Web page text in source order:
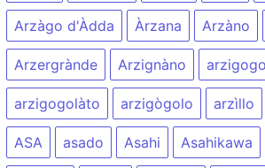
Arzàgo d'Àdda Àrzana Arzàno
Arzergrànde Arzignàno
arzigogolàto arzigògolo arzìllo
ASA asado Asahi Asahikawa